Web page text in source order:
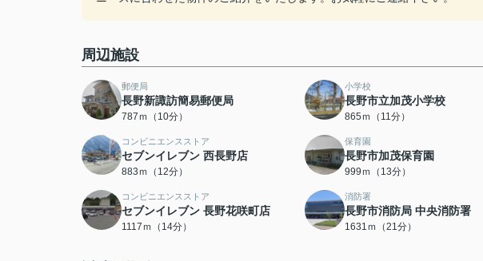
周辺施設
郵便局
長野新諏訪簡易郵便局
787ｍ（10分）
小学校
長野市立加茂小学校
865ｍ（11分）
コンビニエンスストア
セブンイレブン 西長野店
883ｍ（12分）
保育園
長野市加茂保育園
999ｍ（13分）
コンビニエンスストア
セブンイレブン 長野花咲町店
1117ｍ（14分）
消防署
長野市消防局 中央消防署
1631ｍ（21分）